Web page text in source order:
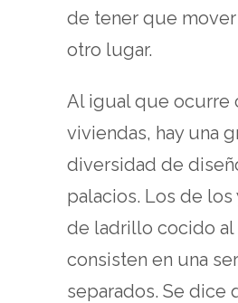
de tener que
otro lugar.
Al igual que ocurre
viviendas, hay una
diversidad de
palacios. Los de los
de ladrillo cocido al
consisten en una
separados. Se dice